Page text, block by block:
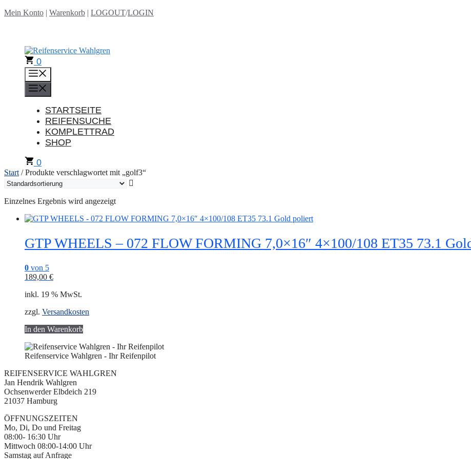
Zum
Mein Konto | Warenkorb | LOGOUT/LOGIN
0
STARTSEITE
REIFENSUCHE
KOMPLETTRAD
SHOP
0
Start / Produkte verschlagwortet mit „golf3“
Einzelnes Ergebnis wird angezeigt
GTP WHEELS – 072 FLOW FORMING 7,0×16″ 4×100/108 ET35 73.1
0 von 5
189,00 €
inkl. 19 % MwSt.
zzgl. Versandkosten
In den Warenkorb
Reifenservice Wahlgren - Ihr Reifenpilot
REIFENSERVICE WAHLGREN
Jan Hendrik Wahlgren
Ochsenwerder Elbdeich 219
21037 Hamburg
ÖFFNUNGSZEITEN
Mo, Di, Do und Freitag
08:00- 16:30 Uhr
Mittwoch 08:00-14:00 Uhr
Samstag auf Anfrage